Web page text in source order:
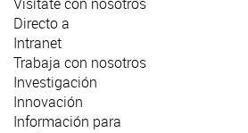
Directo a
Intranet
Trabaja con nosotros
Investigación
Innovación
Información para